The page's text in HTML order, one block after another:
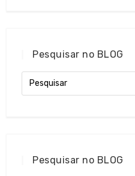
Pesquisar no BLOG
Pesquisar no BLOG